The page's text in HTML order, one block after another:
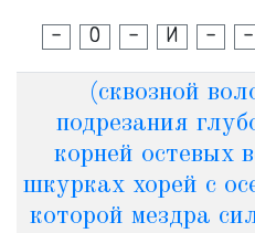
- О - И - -
(сквозной
подрезания
корней остевых
шкурках хорей с
которой мездра